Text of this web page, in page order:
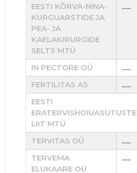
EESTI KÕRVA-NINA-
KURGUARSTIDE JA
PEA- JA
KAELAKIRURGIDE
SELTS MTÜ
......
IN PECTORE OÜ ......
FERTILITAS AS
......
EESTI
ERATERVISHOIUASUTUSTE
LIIT MTÜ
TERVITAS OÜ ......
TERVEMA
ELUKAARE OÜ
......